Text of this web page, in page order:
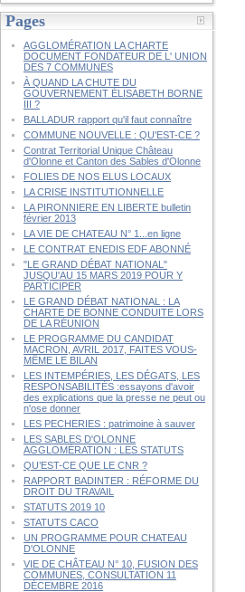
Pages
AGGLOMÉRATION LA CHARTE
DOCUMENT FONDATEUR DE L' UNION
DES 7 COMMUNES
À QUAND LA CHUTE DU
GOUVERNEMENT ÉLISABETH BORNE
III ?
BALLADUR rapport qu'il faut connaître
COMMUNE NOUVELLE : QU'EST-CE ?
Contrat Territorial Unique Château
d'Olonne et Canton des Sables d'Olonne
FOLIES DE NOS ELUS LOCAUX
LA CRISE INSTITUTIONNELLE
LA PIRONNIERE EN LIBERTE bulletin
février 2013
LA VIE DE CHATEAU N° 1...en ligne
LE CONTRAT ENEDIS EDF ABONNÉ
"LE GRAND DÉBAT NATIONAL"
JUSQU'AU 15 MARS 2019 POUR Y
PARTICIPER
LE GRAND DÉBAT NATIONAL : LA
CHARTE DE BONNE CONDUITE LORS
DE LA RÉUNION
LE PROGRAMME DU CANDIDAT
MACRON, AVRIL 2017, FAITES VOUS-
MÊME LE BILAN
LES INTEMPÉRIES, LES DÉGATS, LES
RESPONSABILITÉS :essayons d'avoir
des explications que la presse ne peut ou
n'ose donner
LES PECHERIES : patrimoine à sauver
LES SABLES D'OLONNE
AGGLOMÉRATION : LES STATUTS
QU’EST-CE QUE LE CNR ?
RAPPORT BADINTER : RÉFORME DU
DROIT DU TRAVAIL
STATUTS 2019 10
STATUTS CACO
UN PROGRAMME POUR CHATEAU
D'OLONNE
VIE DE CHÂTEAU N° 10, FUSION DES
COMMUNES, CONSULTATION 11
DÉCEMBRE 2016